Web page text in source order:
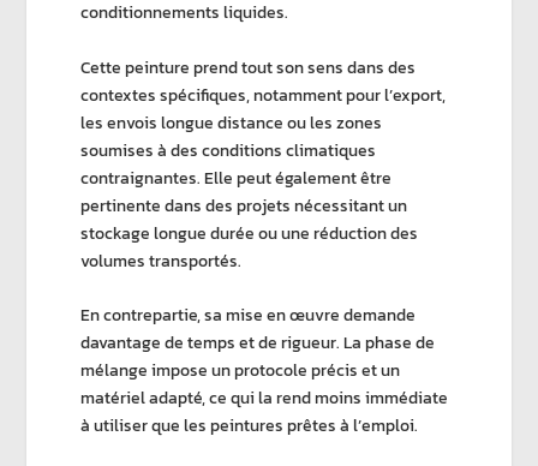
conditionnements liquides.
Cette peinture prend tout son sens dans des
contextes spécifiques, notamment pour l’export,
les envois longue distance ou les zones
soumises à des conditions climatiques
contraignantes. Elle peut également être
pertinente dans des projets nécessitant un
stockage longue durée ou une réduction des
volumes transportés.
En contrepartie,sa mise en œuvre demande
davantage de temps et de rigueur.La phase de
mélange impose un protocole précis et un
matériel adapté, ce qui la rend moins immédiate
à utiliser que les peintures prêtes à l’emploi.